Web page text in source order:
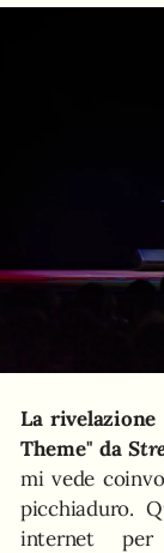
La
Theme" da
mi vede
picchiaduro.
internet